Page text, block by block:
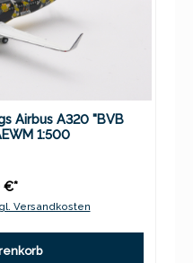
Airbus A320 "BVB
1:500
€*
Versandkosten